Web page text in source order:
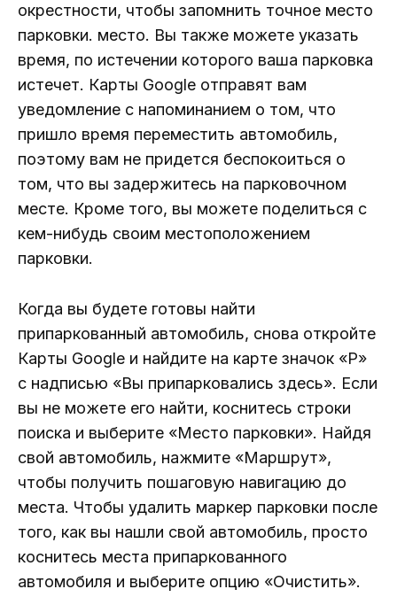
окрестности, чтобы запомнить точное место
парковки. место. Вы также можете указать
время, по истечении которого ваша парковка
истечет. Карты Google отправят вам
уведомление с напоминанием о том, что
пришло время переместить автомобиль,
поэтому вам не придется беспокоиться о
том, что вы задержитесь на парковочном
месте. Кроме того, вы можете поделиться с
кем-нибудь своим местоположением
парковки.
Когда вы будете готовы найти
припаркованный автомобиль, снова откройте
Карты Google и найдите на карте значок «P»
с надписью «Вы припарковались здесь». Если
вы не можете его найти, коснитесь строки
поиска и выберите «Место парковки». Найдя
свой автомобиль, нажмите «Маршрут»,
чтобы получить пошаговую навигацию до
места. Чтобы удалить маркер парковки после
того, как вы нашли свой автомобиль, просто
коснитесь места припаркованного
автомобиля и выберите опцию «Очистить».